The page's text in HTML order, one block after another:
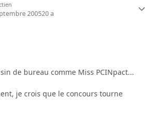
200520 a
de bureau comme Miss PCINpact...
je crois que le concours tourne